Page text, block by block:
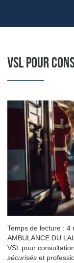
VSL POUR
Temps de lecture : 4
AMBULANCE DU
VSL pour
sécurisés et